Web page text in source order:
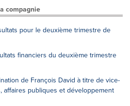
compagnie
pour le deuxième trimestre de
financiers du deuxième trimestre
de François David à titre de vice-
affaires publiques et développement